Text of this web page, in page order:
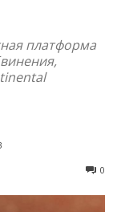
платформа
0